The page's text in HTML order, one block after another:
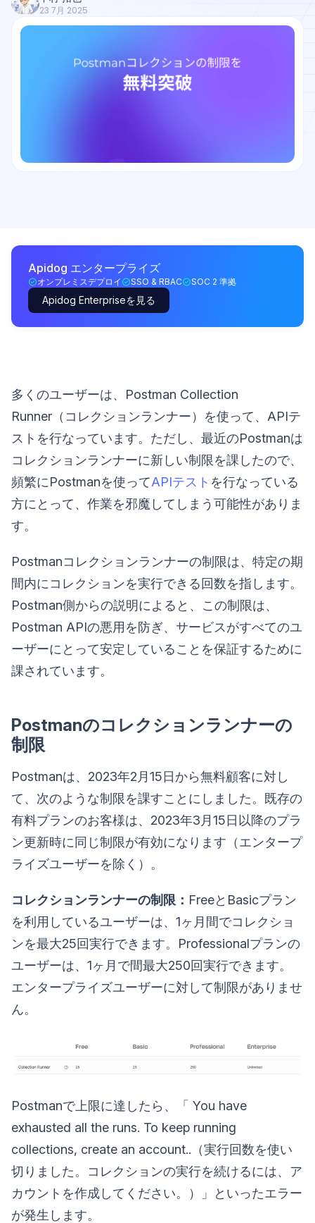
23 7月 2025
Apidog エンタープライズ
オンプレミスデプロイ SSO & RBAC SOC 2 準拠
Apidog Enterpriseを見る
多くのユーザーは、Postman Collection
Runner（コレクションランナー）を使って、APIテ
ストを行なっています。ただし、最近のPostmanは
コレクションランナーに新しい制限を課したので、
頻繁にPostmanを使ってAPIテスト を行なっている
方にとって、作業を邪魔してしまう可能性がありま
す。
Postmanコレクションランナーの制限は、特定の期
間内にコレクションを実行できる回数を指します。
Postman側からの説明によると、この制限は、
Postman APIの悪用を防ぎ、サービスがすべてのユ
ーザーにとって安定していることを保証するために
課されています。
Postmanのコレクションランナーの
制限
Postmanは、2023年2月15日から無料顧客に対し
て、次のような制限を課すことにしました。既存の
有料プランのお客様は、2023年3月15日以降のプラ
ン更新時に同じ制限が有効になります（エンタープ
ライズユーザーを除く）。
コレクションランナーの制限： FreeとBasicプラン
を利用しているユーザーは、1ヶ月間でコレクショ
ンを最大25回実行できます。Professionalプランの
ユーザーは、1ヶ月で間最大250回実行できます。
エンタープライズユーザーに対して制限がありませ
ん。
Postmanで上限に達したら、「 You have
exhausted all the runs. To keep running
collections, create an account..（実行回数を使い
切りました。コレクションの実行を続けるには、ア
カウントを作成してください。）」といったエラー
が発生します。